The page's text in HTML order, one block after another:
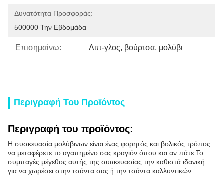
Δυνατότητα Προσφοράς:
500000 Την Εβδομάδα
Επισημαίνω: Λιπ-γλος, βούρτσα, μολύβι
Περιγραφή Του Προϊόντος
Περιγραφή του προϊόντος:
Η συσκευασία μολύβινων είναι ένας φορητός και βολικός τρόπος
να μεταφέρετε το αγαπημένο σας κραγιόν όπου και αν πάτε.Το
συμπαγές μέγεθος αυτής της συσκευασίας την καθιστά ιδανική
για να χωρέσει στην τσάντα σας ή την τσάντα καλλυντικών.